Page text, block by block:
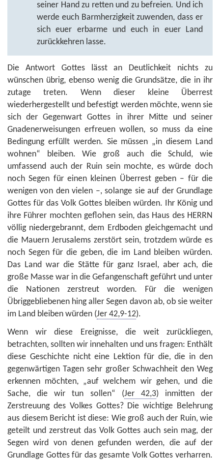
seiner Hand zu retten und zu befreien. Und ich
werde euch Barmherzigkeit zuwenden, dass er
sich euer erbarme und euch in euer Land
zurückkehren lasse.
Die Antwort Gottes lässt an Deutlichkeit nichts zu
wünschen übrig, ebenso wenig die Grundsätze, die in ihr
zutage treten. Wenn dieser kleine Überrest
wiederhergestellt und befestigt werden möchte, wenn sie
sich der Gegenwart Gottes in ihrer Mitte und seiner
Gnadenerweisungen erfreuen wollen, so muss da eine
Bedingung erfüllt werden. Sie müssen „in diesem Land
wohnen“ bleiben. Wie groß auch die Schuld, wie
umfassend auch der Ruin sein mochte, es würde doch
noch Segen für einen kleinen Überrest geben – für die
wenigen von den vielen –, solange sie auf der Grundlage
Gottes für das Volk Gottes bleiben würden. Ihr König und
ihre Führer mochten geflohen sein, das Haus des HERRN
völlig niedergebrannt, dem Erdboden gleichgemacht und
die Mauern Jerusalems zerstört sein, trotzdem würde es
noch Segen für die geben, die im Land bleiben würden.
Das Land war die Stätte für ganz Israel, aber ach, die
große Masse war in die Gefangenschaft geführt und unter
die Nationen zerstreut worden. Für die wenigen
Übriggebliebenen hing aller Segen davon ab, ob sie weiter
im Land bleiben würden (Jer 42,9-12).
Wenn wir diese Ereignisse, die weit zurückliegen,
betrachten, sollten wir innehalten und uns fragen: Enthält
diese Geschichte nicht eine Lektion für die, die in den
gegenwärtigen Tagen sehr großer Schwachheit den Weg
erkennen möchten, „auf welchem wir gehen, und die
Sache, die wir tun sollen“ (Jer 42,3) inmitten der
Zerstreuung des Volkes Gottes? Die wichtige Belehrung
aus diesem Bericht ist diese: Wie groß auch der Ruin, wie
geteilt und zerstreut das Volk Gottes auch sein mag, der
Segen wird von denen gefunden werden, die auf der
Grundlage Gottes für das gesamte Volk Gottes verharren.